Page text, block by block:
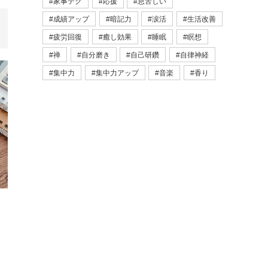
成績アップ 暗記力 涙活 生活改善
疲労回復 癒し効果 睡眠 瞑想
禅 自分磨き 自己研鑽 自律神経
集中力 集中力アップ 音楽 香り